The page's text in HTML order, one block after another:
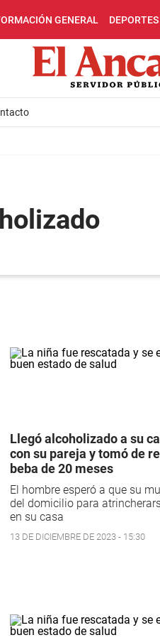
GENERAL DEPORTES
Llegó alcoholizado a su
con su pareja y tomó de
beba de 20 meses
El hombre esperó a que su
del domicilio para
en su casa
13 DE DICIEMBRE DE 2023 - 15:30